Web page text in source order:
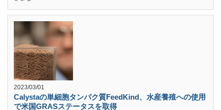
2023/03/01
Calystaの単細胞タンパク質FeedKind、水産養殖への使用
で米国GRASステータスを取得